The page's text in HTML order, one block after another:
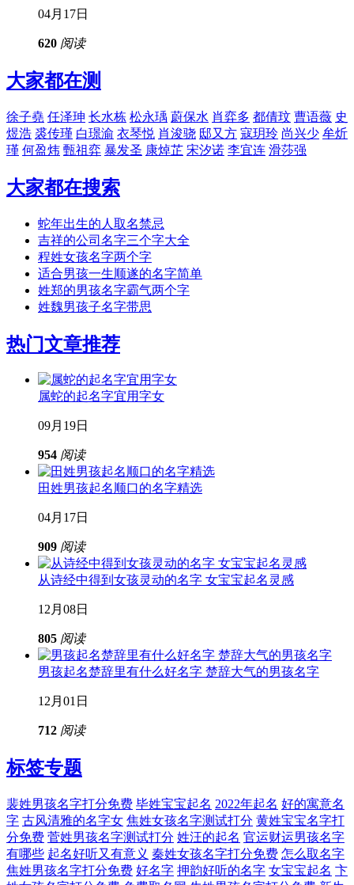
04月17日
620 阅读
大家都在测
徐子堯 任泽珅 长水栋 松永瑀 蔚保水 肖弈多 都倩玟 曹语薇 史
煜浩 裘传瑾 白璟渝 衣琴悦 肖浚骁 邸又方 寇玥玲 尚兴少 牟炘
瑾 何盈炜 甄祖弈 暴发圣 康焯芷 宋汐诺 李宜连 滑莎强
大家都在搜索
蛇年出生的人取名禁忌
吉祥的公司名字三个字大全
程姓女孩名字两个字
适合男孩一生顺遂的名字简单
姓郑的男孩名字霸气两个字
姓魏男孩子名字带思
热门文章推荐
属蛇的起名字宜用字女
09月19日
954 阅读
田姓男孩起名顺口的名字精选
04月17日
909 阅读
从诗经中得到女孩灵动的名字 女宝宝起名灵感
12月08日
805 阅读
男孩起名楚辞里有什么好名字 楚辞大气的男孩名字
12月01日
712 阅读
标签专题
裴姓男孩名字打分免费 毕姓宝宝起名 2022年起名 好的寓意名
字 古风清雅的名字女 焦姓女孩名字测试打分 黄姓宝宝名字打
分免费 菅姓男孩名字测试打分 姓汪的起名 官运财运男孩名字
有哪些 起名好听又有意义 秦姓女孩名字打分免费 怎么取名字
焦姓男孩名字打分免费 好名字 押韵好听的名字 女宝宝起名 卞